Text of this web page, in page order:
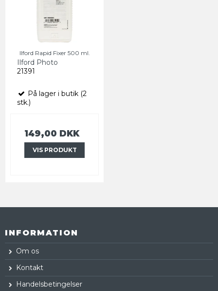
Ilford Rapid Fixer 500 ml.
Ilford Photo
21391
På lager i butik (2
stk.)
149,00 DKK
VIS PRODUKT
INFORMATION
Om os
Kontakt
Handelsbetingelser